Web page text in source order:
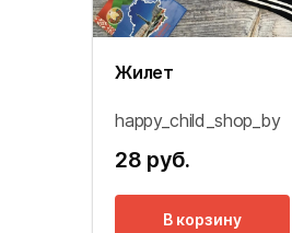
Жилет
happy_child_shop_by
28 руб.
В корзину